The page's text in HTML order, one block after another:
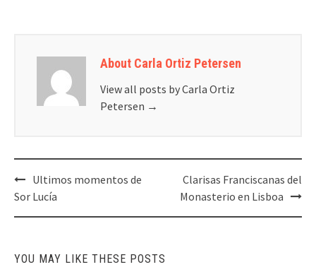
About Carla Ortiz Petersen
View all posts by Carla Ortiz
Petersen →
Post
navigation
Ultimos momentos de
Sor Lucía
Clarisas Franciscanas del
Monasterio en Lisboa
YOU MAY LIKE THESE POSTS